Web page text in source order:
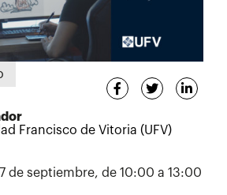
Francisco de Vitoria (UFV)
de septiembre, de 10:00 a 13:00